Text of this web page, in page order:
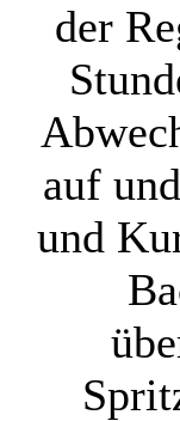
der
auf
und